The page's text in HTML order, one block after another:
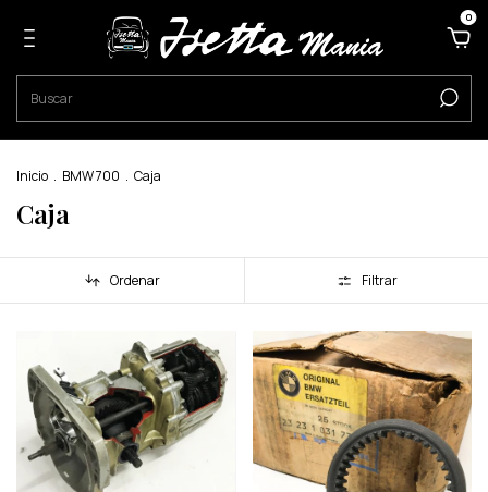
0
Inicio . BMW 700 . Caja
Caja
Ordenar Filtrar